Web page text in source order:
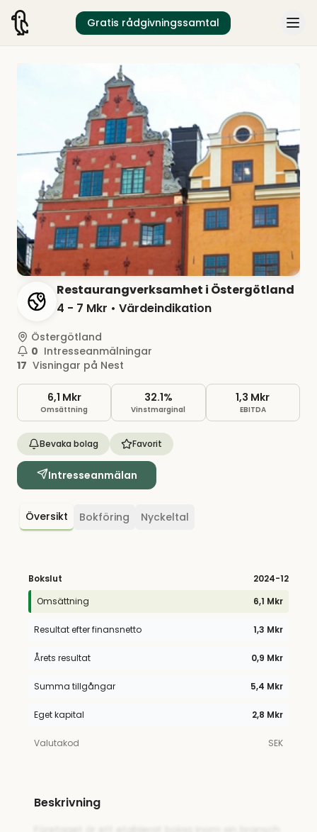
Gratis rådgivningssamtal
Restaurangverksamhet i Östergötland
4 - 7 Mkr • Värdeindikation
Östergötland
0 Intresseanmälningar
17 Visningar på Nest
6,1 Mkr
Omsättning
32.1%
Vinstmarginal
1,3 Mkr
EBITDA
Bevaka bolag Favorit
Intresseanmälan
Översikt Bokföring Nyckeltal
Bokslut 2024-12
Omsättning
6,1 Mkr
Resultat efter finansnetto 1,3 Mkr
Årets resultat 0,9 Mkr
Summa tillgångar 5,4 Mkr
Eget kapital 2,8 Mkr
Valutakod SEK
Beskrivning